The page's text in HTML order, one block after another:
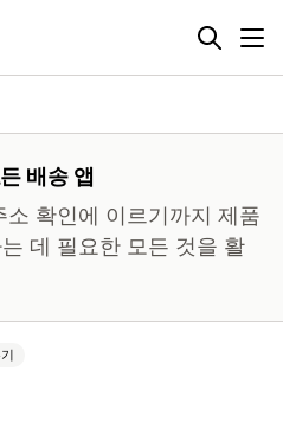
배송 앱
확인에 이르기까지 제품
데 필요한 모든 것을 활